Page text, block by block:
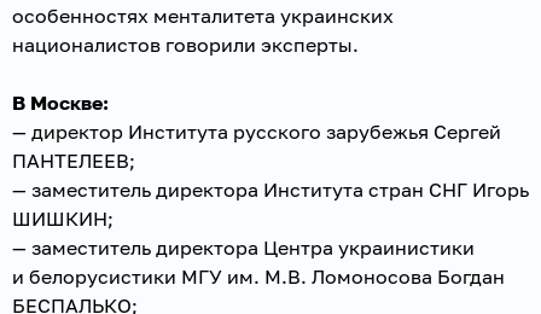
особенностях менталитета украинских
националистов говорили эксперты.
В Москве:
— директор Института русского зарубежья Сергей
ПАНТЕЛЕЕВ;
— заместитель директора Института стран СНГ Игорь
ШИШКИН;
— заместитель директора Центра украинистики
и белорусистики МГУ им. М.В. Ломоносова Богдан
БЕСПАЛЬКО;